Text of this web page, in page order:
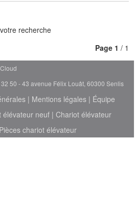
recherche
Page 1 / 1
50 - 43 avenue Félix Louât, 60300 Senlis
| Mentions légales | Équipe
élévateur neuf| Chariot élévateur
Pièces chariot élévateur